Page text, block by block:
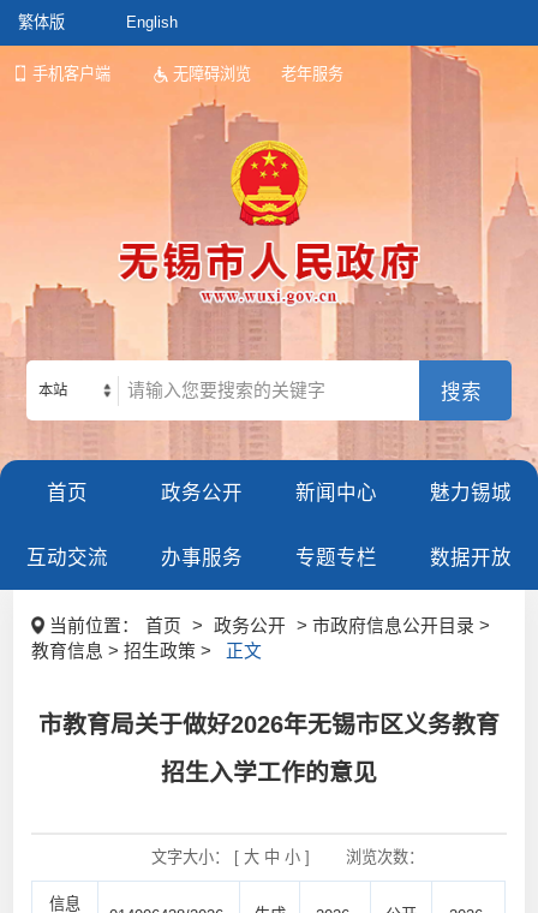
繁体版 English
手机客户端 无障碍浏览 老年服务
本站
首页 政务公开 新闻中心 魅力锡城
互动交流 办事服务 专题专栏 数据开放
当前位置： 首页 > 政务公开
> 市政府信息公开目录 >
教育信息 > 招生政策 >
正文
市教育局关于做好2026年无锡市区义务教育
招生入学工作的意见
文字大小： [ 大 中 小] 浏览次数：
信息